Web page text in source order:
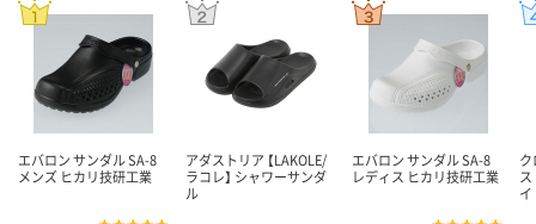
エバロン サンダル SA-8
メンズ ヒカリ技研工業
アダストリア 【LAKOLE/
ラコレ】 シャワーサンダ
ル
エバロン サンダル SA-8
レディス ヒカリ技研工業